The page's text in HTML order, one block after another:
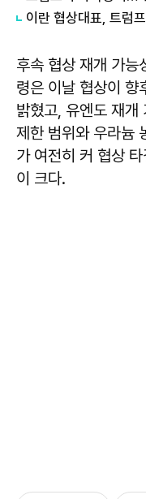
후속 협상 재개 가능
령은 이날 협상이 향
밝혔고, 유엔도 재개
제한 범위와 우라늄
가 여전히 커 협상
이 크다.